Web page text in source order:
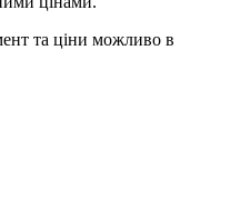
та ціни можливо в